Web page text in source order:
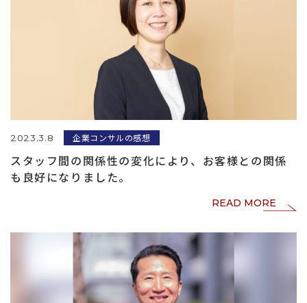
2023.3.8 企業コンサルの感想
スタッフ間の関係性の変化により、お客様との関係
も良好になりました。
READ MORE